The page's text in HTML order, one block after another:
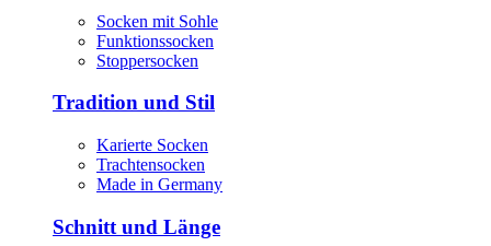
Socken mit Sohle
Funktionssocken
Stoppersocken
Tradition und Stil
Karierte Socken
Trachtensocken
Made in Germany
Schnitt und Länge